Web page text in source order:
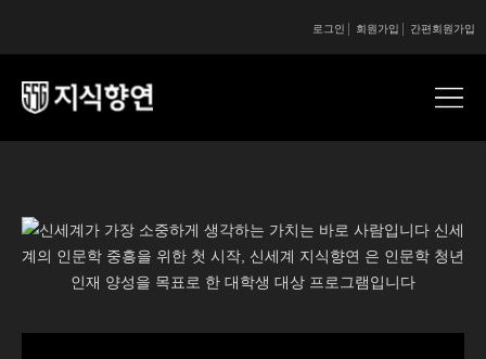
간편회원가입
회원가입
로그인